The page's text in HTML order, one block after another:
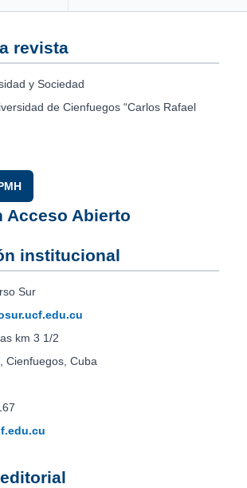
revista
y Sociedad
de Cienfuegos “Carlos Rafael
Acceso Abierto
institucional
Sur
km 3 1/2
Cienfuegos, Cuba